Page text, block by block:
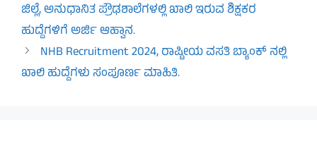
ಜಿಲ್ಲೆ, ಅನುಧಾನಿತ ಪ್ರೌಢಶಾಲೆಗಳಲ್ಲಿ ಖಾಲಿ ಇರುವ ಶಿಕ್ಷಕರ
ಹುದ್ದೆಗಳಿಗೆ ಅರ್ಜಿ ಆಹ್ವಾನ.
NHB Recruitment 2024, ರಾಷ್ಟೀಯ ವಸತಿ ಬ್ಯಾಂಕ್ ನಲ್ಲಿ
ಖಾಲಿ ಹುದ್ದೆಗಳು ಸಂಪೂರ್ಣ ಮಾಹಿತಿ.